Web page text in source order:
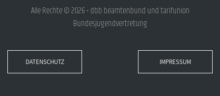
Alle Rechte © 2026 • dbb beamtenbund und tarifunion
Bundesjugendvertretung
DATENSCHUTZ IMPRESSUM